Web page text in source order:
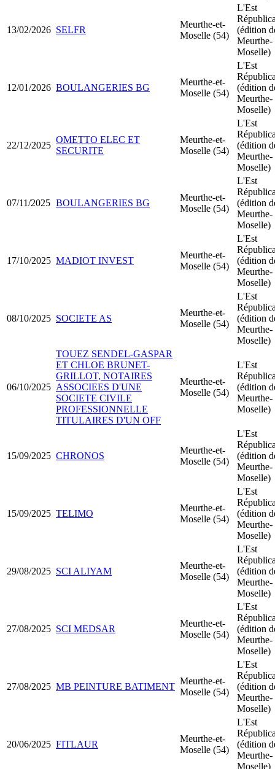
13/02/2026 SELFR
Meurthe-et-
Moselle (54)
L'Est
(édition
Meurthe-
Moselle)
12/01/2026 BOULANGERIES BG
Meurthe-et-
Moselle (54)
L'Est
(édition
Meurthe-
Moselle)
22/12/2025
OMETTO ELEC ET
SECURITE
Meurthe-et-
Moselle (54)
L'Est
(édition
Meurthe-
Moselle)
07/11/2025 BOULANGERIES BG
Meurthe-et-
Moselle (54)
L'Est
(édition
Meurthe-
Moselle)
17/10/2025 MADIOT INVEST
Meurthe-et-
Moselle (54)
L'Est
(édition
Meurthe-
Moselle)
08/10/2025 SOCIETE AS
Meurthe-et-
Moselle (54)
L'Est
(édition
Meurthe-
Moselle)
06/10/2025
TOUEZ SENDEL-GASPAR
ET CHLOE BRUNET-
GRILLOT, NOTAIRES
ASSOCIEES D'UNE
SOCIETE CIVILE
PROFESSIONNELLE
TITULAIRES D'UN OFF
Meurthe-et-
Moselle (54)
L'Est
(édition
Meurthe-
Moselle)
15/09/2025 CHRONOS
Meurthe-et-
Moselle (54)
L'Est
(édition
Meurthe-
Moselle)
15/09/2025 TELIMO
Meurthe-et-
Moselle (54)
L'Est
(édition
Meurthe-
Moselle)
29/08/2025 SCI ALIYAM
Meurthe-et-
Moselle (54)
L'Est
(édition
Meurthe-
Moselle)
27/08/2025 SCI MEDSAR
Meurthe-et-
Moselle (54)
L'Est
(édition
Meurthe-
Moselle)
27/08/2025 MB PEINTURE BATIMENT
Meurthe-et-
Moselle (54)
L'Est
(édition
Meurthe-
Moselle)
20/06/2025 FITLAUR
Meurthe-et-
Moselle (54)
L'Est
(édition
Meurthe-
Moselle)